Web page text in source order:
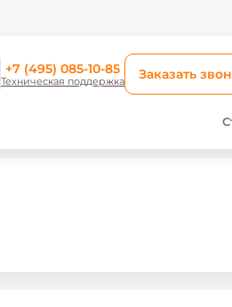
+7 (495) 085-10-85
Техническая поддержка Заказать